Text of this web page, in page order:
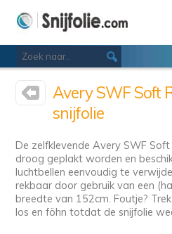
Avery SWF Soft
snijfolie
De zelfklevende Avery SWF Soft
droog geplakt worden en
luchtbellen eenvoudig te
rekbaar door gebruik van een
breedte van 152cm. Foutje?
los en föhn totdat de snijfolie